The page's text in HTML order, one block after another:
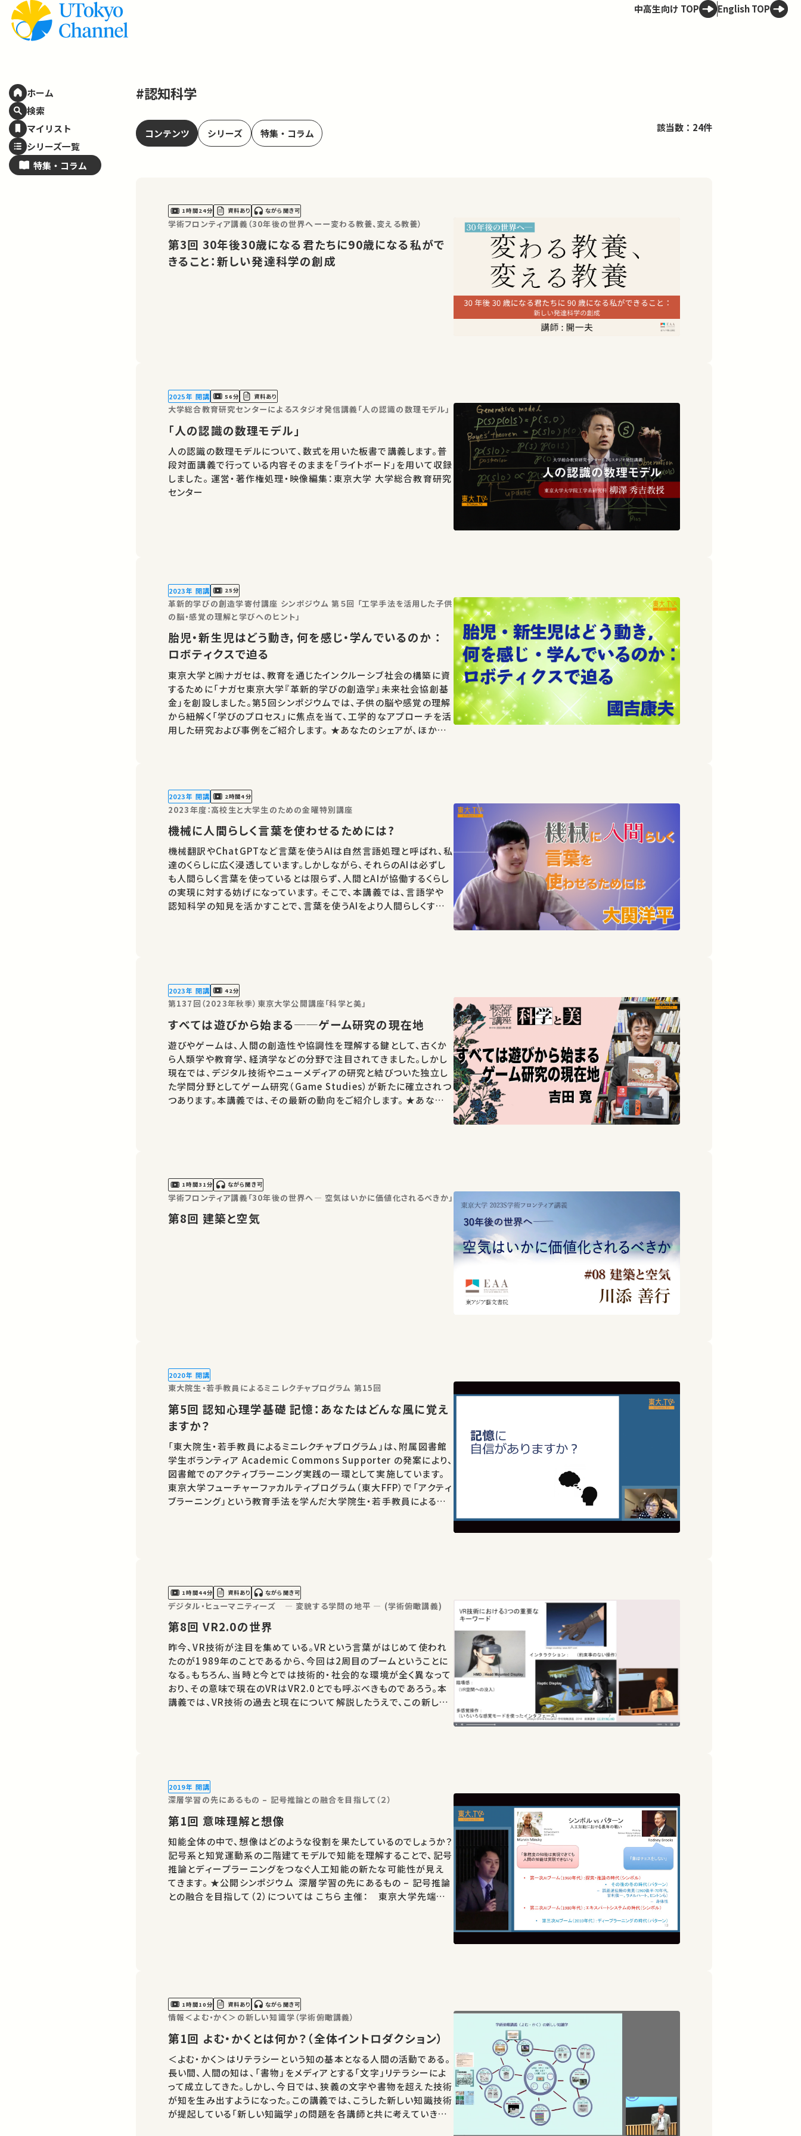
ホーム
検索
マイリスト
シリーズ一覧
特集・ コラム
中高生向け TOP English TOP
#認知科学
コンテンツ シリーズ 特集・コラム 該当数：24件
1時間24分 資料あり ながら聞き可
学術フロンティア講義（30年後の世界へーー変わる教養、変える教養）
第3回 30年後30歳になる君たちに90歳になる私がで
きること：新しい発達科学の創成
2025年 開講 56分 資料あり
大学総合教育研究センターによるスタジオ発信講義「人の認識の数理モデル」
「人の認識の数理モデル」
人の認識の数理モデルについて、数式を用いた板書で講義します。普
段対面講義で行っている内容そのままを「ライトボード」を用いて収録
しました。 運営・著作権処理・映像編集：東京大学 大学総合教育研究
センター
2023年 開講 25分
革新的学びの創造学寄付講座 シンポジウム 第５回 「工学手法を活用した子供
の脳・感覚の理解と学びへのヒント」
胎児・新生児はどう動き，何を感じ・学んでいるのか ：
ロボティクスで迫る
東京大学と㈱ナガセは、教育を通じたインクルーシブ社会の構築に資
するために「ナガセ東京大学『革新的学びの創造学』未来社会協創基
金」を創設しました。第5回シンポジウムでは、子供の脳や感覚の理解
から紐解く「学びのプロセス」に焦点を当て、工学的なアプローチを活
用した研究および事例をご紹介します。 ★あなたのシェアが、ほかの
2023年 開講 2時間4分
2023年度：高校生と大学生のための金曜特別講座
機械に人間らしく言葉を使わせるためには?
機械翻訳やChatGPTなど言葉を使うAIは自然言語処理と呼ばれ、私
達のくらしに広く浸透しています。しかしながら、それらのAIは必ずし
も人間らしく言葉を使っているとは限らず、人間とAIが協働するくらし
の実現に対する妨げになっています。 そこで、本講義では、言語学や
認知科学の知見を活かすことで、言葉を使うAIをより人間らしくする
2023年 開講 42分
第137回（2023年秋季）東京大学公開講座「科学と美」
すべては遊びから始まる──ゲーム研究の現在地
遊びやゲームは、人間の創造性や協調性を理解する鍵として、古くか
ら人類学や教育学、経済学などの分野で注目されてきました。しかし
現在では、デジタル技術やニューメディアの研究と結びついた独立し
た学問分野としてゲーム研究（Game Studies）が新たに確立されつ
つあります。本講義では、その最新の動向をご紹介します。 ★あなたの
1時間31分 ながら聞き可
学術フロンティア講義「30年後の世界へ― 空気はいかに価値化されるべきか」
第8回 建築と空気
2020年 開講
東大院生・若手教員によるミニレクチャプログラム 第15回
第5回 認知心理学基礎 記憶：あなたはどんな風に覚え
ますか？
「東大院生・若手教員によるミニレクチャプログラム」は、附属図書館
学生ボランティア Academic Commons Supporter の発案により、
図書館でのアクティブラーニング実践の一環として実施しています。
東京大学フューチャーファカルティプログラム（東大FFP）で「アクティ
ブラーニング」という教育手法を学んだ大学院生・若手教員によるレ
1時間44分 資料あり ながら聞き可
デジタル・ヒューマニティーズ ― 変貌する学問の地平 ― (学術俯瞰講義)
第8回 VR2.0の世界
昨今、VR技術が注目を集めている。VRという言葉がはじめて使われ
たのが1989年のことであるから、今回は2周目のブームということに
なる。もちろん、当時と今とでは技術的・社会的な環境が全く異なって
おり、その意味で現在のVRはVR2.0とでも呼ぶべきものであろう。本
講義では、VR技術の過去と現在について解説したうえで、この新しい
2019年 開講
深層学習の先にあるもの – 記号推論との融合を目指して（２）
第1回 意味理解と想像
知能全体の中で、想像はどのような役割を果たしているのでしょうか？
記号系と知覚運動系の二階建てモデルで知能を理解することで、記号
推論とディープラーニングをつなぐ人工知能の新たな可能性が見え
てきます。 ★公開シンポジウム 深層学習の先にあるもの – 記号推論
との融合を目指して（2）については こちら 主催： 東京大学先端人
1時間10分 資料あり ながら聞き可
情報＜よむ・かく＞の新しい知識学（学術俯瞰講義）
第1回 よむ・かくとは何か？（全体イントロダクション）
＜よむ・かく＞はリテラシーという知の基本となる人間の活動である。
長い間、人間の知は、「書物」をメディアとする「文字」リテラシーによ
って成立してきた。しかし、今日では、狭義の文字や書物を超えた技術
が知を生み出すようになった。この講義では、こうした新しい知識技術
が提起している「新しい知識学」の問題を各講師と共に考えていきた